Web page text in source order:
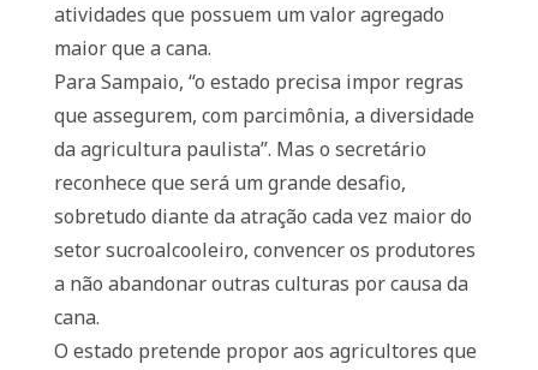
atividades que possuem um valor agregado
maior que a cana.
Para Sampaio, “o estado precisa impor regras
que assegurem, com parcimônia, a diversidade
da agricultura paulista”. Mas o secretário
reconhece que será um grande desafio,
sobretudo diante da atração cada vez maior do
setor sucroalcooleiro, convencer os produtores
a não abandonar outras culturas por causa da
cana.
O estado pretende propor aos agricultores que